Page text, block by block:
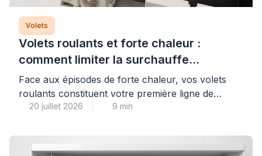
Volets
Volets roulants et forte chaleur :
comment limiter la surchauffe
efficacement
Face aux épisodes de forte chaleur, vos volets
roulants constituent votre première ligne de
défense, à condition de bien les choisir et de les
thermique réellement performante repose sur
trois piliers : des équipements aux matériaux et
20 juillet 2026 9 min